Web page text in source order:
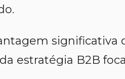
significativa
estratégia B2B